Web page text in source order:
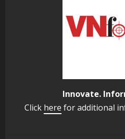
Innovate.
Click here for additional